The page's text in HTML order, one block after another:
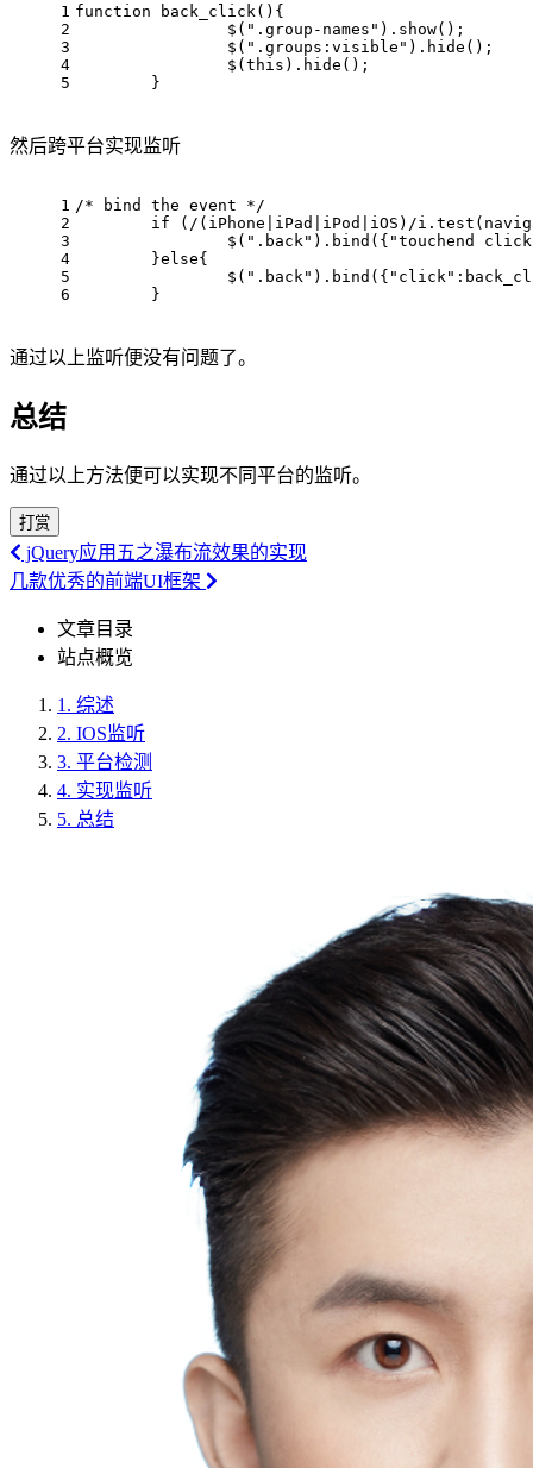
1
2
3
4
5
function back_click ( ) {
		$(
".group-names" ).show();
		$(
".groups:visible" ).hide();
		$(
this ).hide();
	}
然后跨平台实现监听
1
2
3
4
5
6
/* bind the event */
if ( /(iPhone|iPad|iPod|iOS)/i
		$(
".back" ).bind({ "touchend
	}
else{
		$(
".back" ).bind({ "click"
	}
通过以上监听便没有问题了。
总结
通过以上方法便可以实现不同平台的监听。
打赏
jQuery应用五之瀑布流效果的实现
几款优秀的前端UI框架
文章目录
站点概览
1. 综述
2. IOS监听
3. 平台检测
4. 实现监听
5. 总结